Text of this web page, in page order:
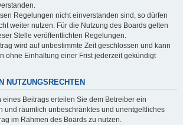
Regelungen nicht einverstanden sind, so dürfen
weiter nutzen. Für die Nutzung des Boards gelten
Stelle veröffentlichten Regelungen.
wird auf unbestimmte Zeit geschlossen und kann
ohne Einhaltung einer Frist jederzeit gekündigt
NUTZUNGSRECHTEN
eines Beitrags erteilen Sie dem Betreiber ein
und räumlich unbeschränktes und unentgeltliches
im Rahmen des Boards zu nutzen.